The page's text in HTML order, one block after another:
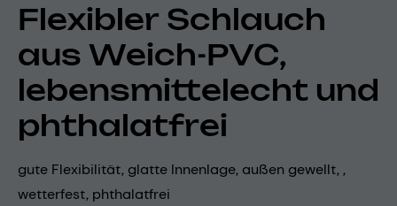
Flexibler Schlauch
aus Weich-PVC,
lebensmittelecht und
phthalatfrei
gute Flexibilität, glatte Innenlage, außen gewellt, ,
wetterfest, phthalatfrei